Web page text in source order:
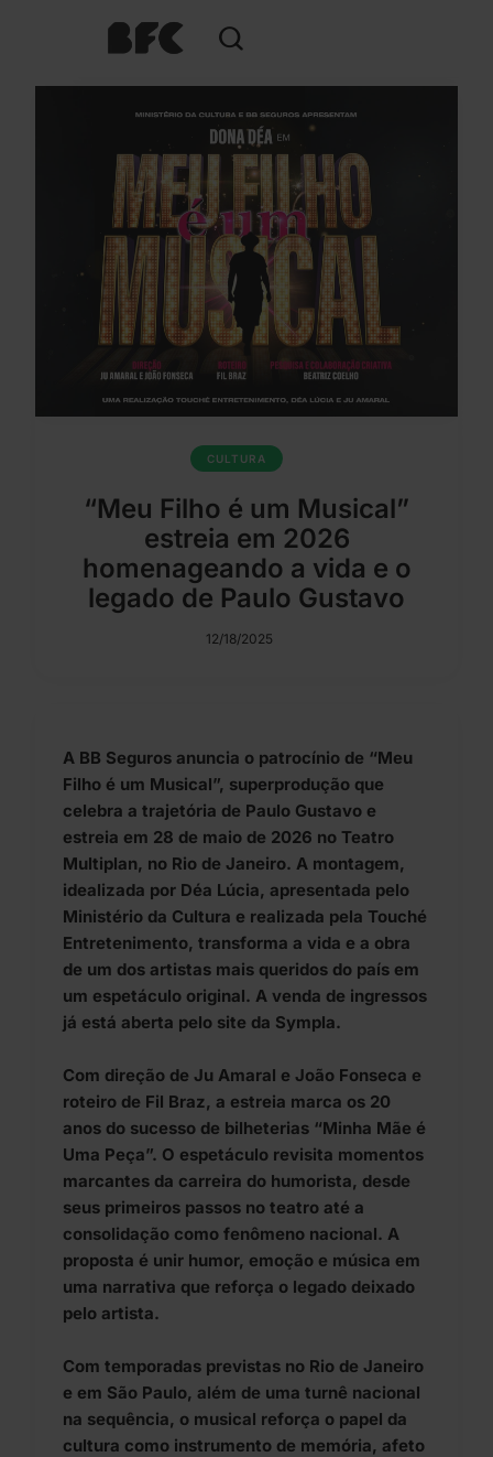
CULTURA
“Meu Filho é um Musical”
estreia em 2026
homenageando a vida e o
legado de Paulo Gustavo
12/18/2025
A BB Seguros anuncia o patrocínio de “Meu
Filho é um Musical”, superprodução que
celebra a trajetória de Paulo Gustavo e
estreia em 28 de maio de 2026 no Teatro
Multiplan, no Rio de Janeiro. A montagem,
idealizada por Déa Lúcia, apresentada pelo
Ministério da Cultura e realizada pela Touché
Entretenimento, transforma a vida e a obra
de um dos artistas mais queridos do país em
um espetáculo original. A venda de ingressos
já está aberta pelo site da Sympla.
Com direção de Ju Amaral e João Fonseca e
roteiro de Fil Braz, a estreia marca os 20
anos do sucesso de bilheterias “Minha Mãe é
Uma Peça”. O espetáculo revisita momentos
marcantes da carreira do humorista, desde
seus primeiros passos no teatro até a
consolidação como fenômeno nacional. A
proposta é unir humor, emoção e música em
uma narrativa que reforça o legado deixado
pelo artista.
Com temporadas previstas no Rio de Janeiro
e em São Paulo, além de uma turnê nacional
na sequência, o musical reforça o papel da
cultura como instrumento de memória, afeto